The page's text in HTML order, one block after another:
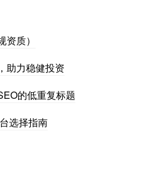
质）
助力稳健投资
的低重复标题
选择指南